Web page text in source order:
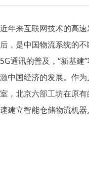
近年来互联网技术的高
后，是中国物流系统的
5G通讯的普及，“新基
激中国经济的发展。作
室，北京六部工坊在原
速建立智能仓储物流机